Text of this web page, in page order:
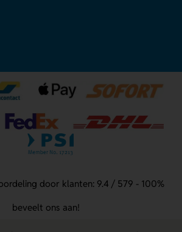
door klanten: 9.4 / 579 - 100%
beveelt ons aan!